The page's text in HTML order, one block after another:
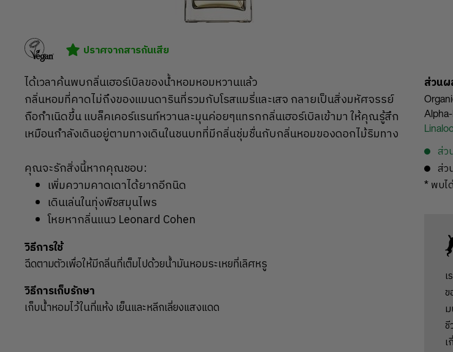
ปราศจากสารกันเสีย
ได้เวลาค้นพบกลิ่นเฮอร์เบิลของน้ำหอมหอมหวานแล้ว
กลิ่นหอมที่คาดไม่ถึงของแมนดารินที่รวมกับโรสแมรี่และเสจ กลายเป็นสิ่งมหัศจรรย์
ถือกำเนิดขึ้น แบล็คเคอร์แรนท์หวานละมุนค่อยๆแทรกกลิ่นเฮอร์เบิลเข้ามา ให้คุณรู้สึก
เหมือนกำลังเดินอยู่ตามทางเดินในชนบทที่มีกลิ่นชุ่มชื่นกับกลิ่นหอมของดอกไม้ริมทาง
คุณจะรักสิ่งนี้หากคุณชอบ:
เพิ่มความคาดเดาได้ยากอีกนิด
เดินเล่นในทุ่งพืชสมุนไพร
โหยหากลิ่นแนว Leonard Cohen
วิธีการใช้
ฉีดตามตัวเพื่อให้มีกลิ่นที่เต็มไปด้วยน้ำมันหอมระเหยที่เลิศหรู
วิธีการเก็บรักษา
เก็บน้ำหอมไว้ในที่แห้ง เย็นและหลีกเลี่ยงแสงแดด
ส่วน
ส่ว
ส่ว
* พบไ